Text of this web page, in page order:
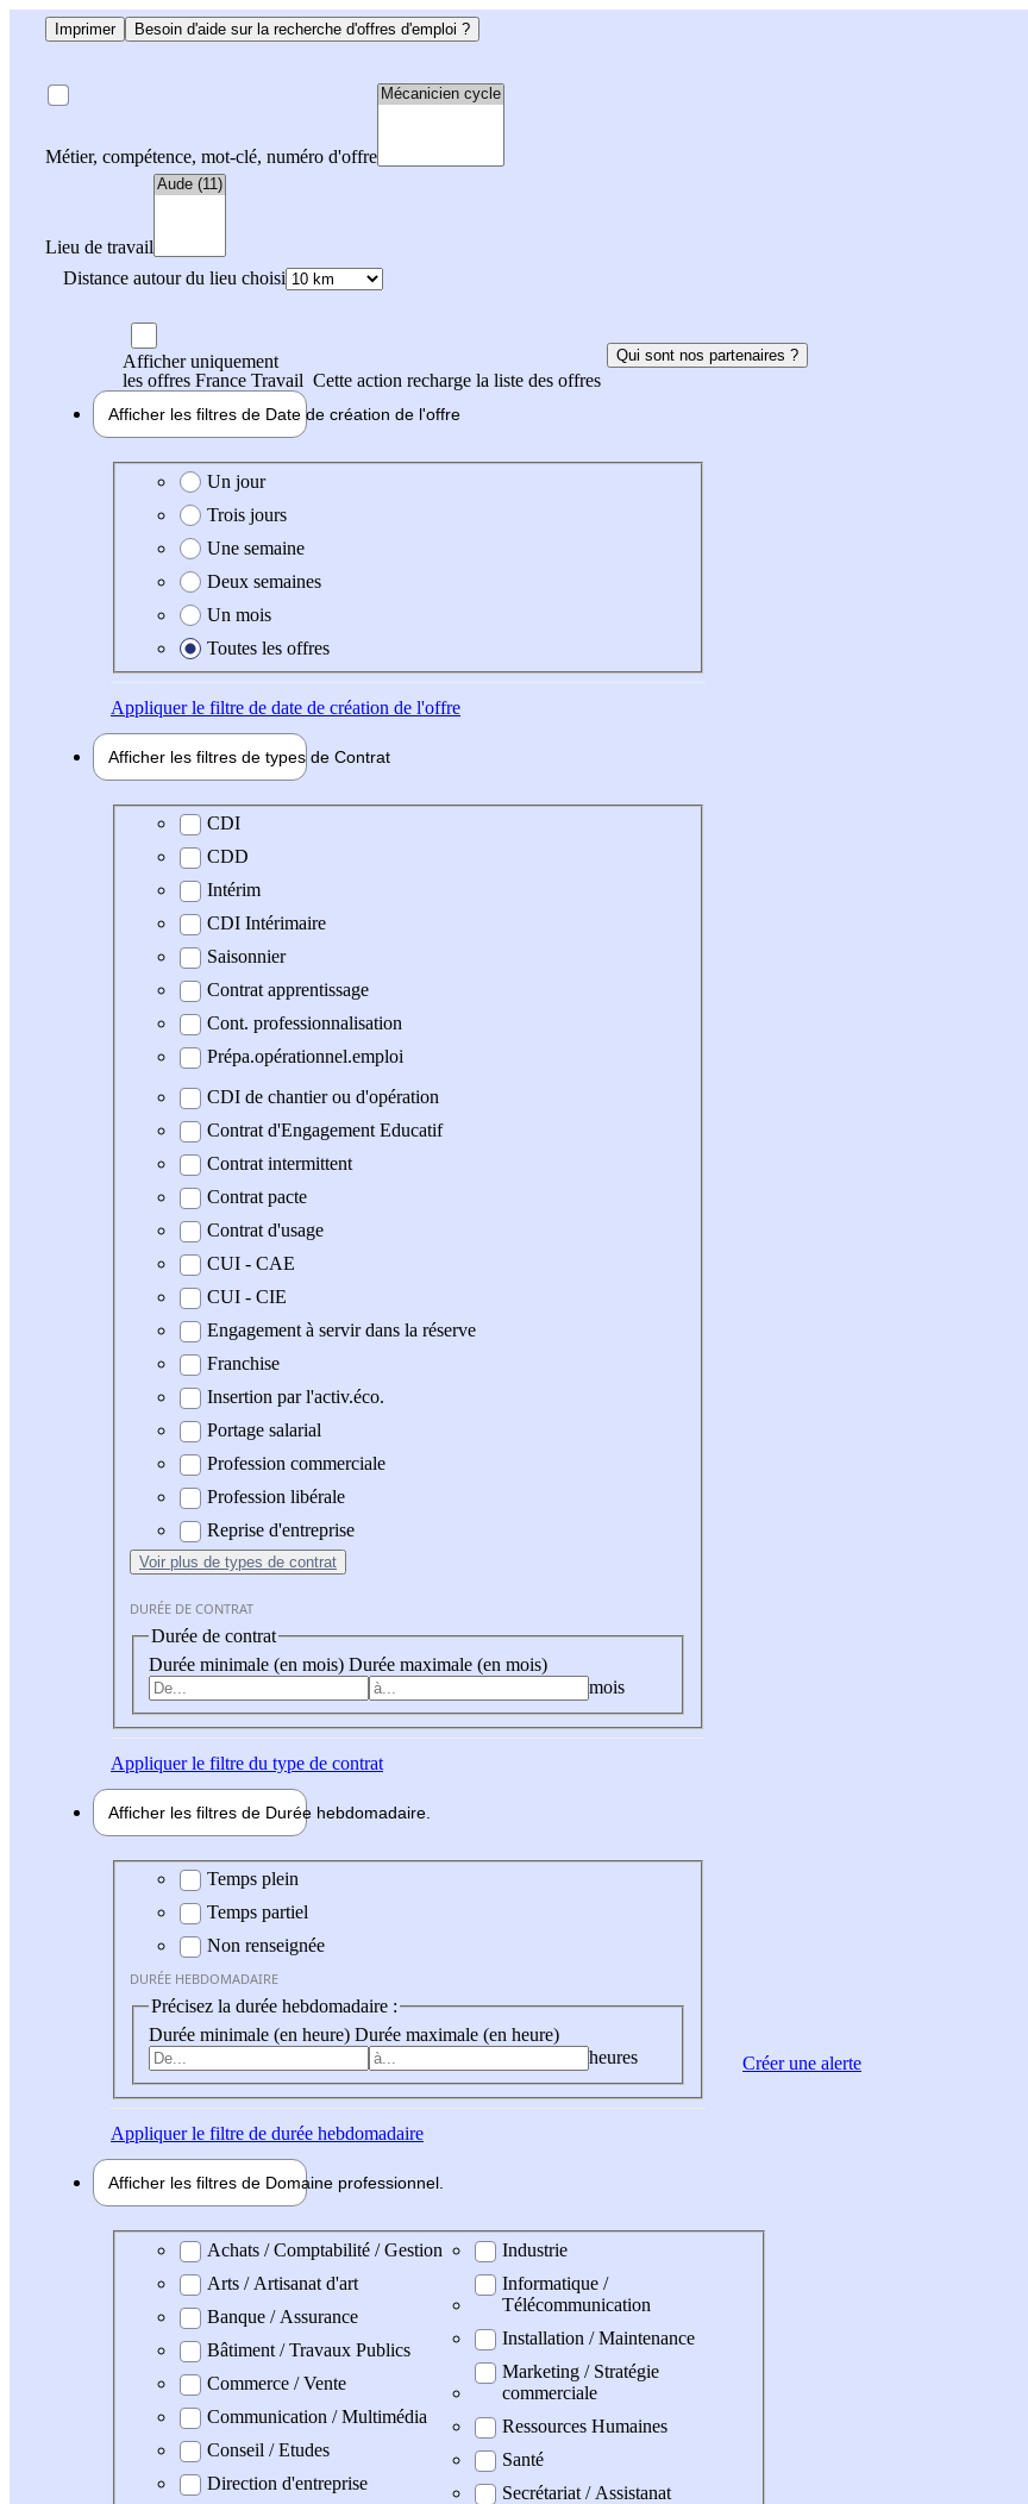
Imprimer Besoin d'aide sur la recherche d'offres d'emploi ?
Métier, compétence, mot-clé, numéro d'offre
Lieu de travail
Distance autour du lieu choisi
Afficher uniquement
les offres France Travail Cette action recharge la liste des offres
Qui sont nos partenaires ?
Afficher les filtres de Date de création de l'offre
Date de création de l'offre
Un jour
Trois jours
Une semaine
Deux semaines
Un mois
Toutes les offres
Appliquerle filtre de date de création de l'offre
Afficher les filtres de types de Contrat
Type de contrat
CDI
CDD
Intérim
CDI Intérimaire
Saisonnier
Contrat apprentissage
Cont. professionnalisation
Prépa.opérationnel.emploi
CDI de chantier ou d'opération
Contrat d'Engagement Educatif
Contrat intermittent
Contrat pacte
Contrat d'usage
CUI - CAE
CUI - CIE
Engagement à servir dans la réserve
Franchise
Insertion par l'activ.éco.
Portage salarial
Profession commerciale
Profession libérale
Reprise d'entreprise
Voir plus de types de contrat
DURÉE DE CONTRAT
Durée de contrat
Durée minimale (en mois) Durée maximale (en mois)
mois
Appliquerle filtre du type de contrat
Afficher les filtres de Durée hebdomadaire
Durée hebdomadaire
Temps plein
Temps partiel
Non renseignée
DURÉE HEBDOMADAIRE
Précisez la durée hebdomadaire :
Durée minimale (en heure) Durée maximale (en heure)
heures
Appliquerle filtre de durée hebdomadaire
Afficher les filtres de Domaine professionnel
Domaine professionel
Achats / Comptabilité / Gestion
Arts / Artisanat d'art
Banque / Assurance
Bâtiment / Travaux Publics
Commerce / Vente
Communication / Multimédia
Conseil / Etudes
Direction d'entreprise
Industrie
Informatique /
Télécommunication
Installation / Maintenance
Marketing / Stratégie
commerciale
Ressources Humaines
Santé
Secrétariat / Assistanat
Créer une alerte